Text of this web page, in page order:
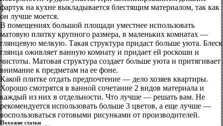
фартук на кухне выкладывается блестящим материалом, так как
он лучше моется.
В помещениях большой площади уместнее использовать
матовую плитку крупного размера, в маленьких комнатах —
глянцевую мелкую. Такая структура придаст больше уюта. Блеск
глянца оживляет ванную комнату и придает ей роскоши и
чистоты. Матовая структура создает больше уюта и притягивает
внимание к предметам на ее фоне.
Какой плитке отдать предпочтение — дело хозяев квартиры.
Хорошо смотрятся в ванной сочетание 2 видов материала и
каждый из них в отдельности. Что лучше — решать вам. Не
рекомендуется использовать больше 3 цветов, а еще лучше —
воспользоваться готовыми рисунками от производителей.
Похожие статьи